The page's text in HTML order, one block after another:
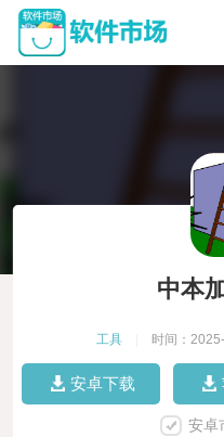
中本
工具 时间：
安卓下载
安卓